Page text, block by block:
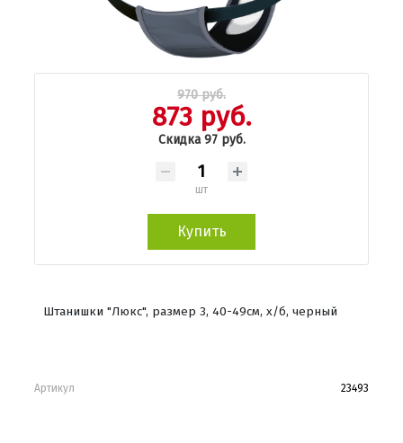
970 руб.
873 руб.
Скидка 97 руб.
шт
Купить
Штанишки "Люкс", размер 3, 40-49см, х/б, черный
Артикул 23493